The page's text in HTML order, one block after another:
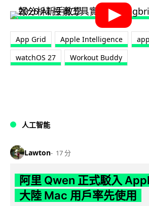
App Grid Apple Intelligence
watchOS 27
Workout Buddy
人工智能
Lawton 17 分
阿里 Qwen 正式駁入
大陸 Mac 用戶率先使用